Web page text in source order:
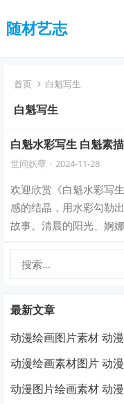
随材艺志
首页 白魁写生
白魁写生
白魁水彩写生 白魁素描
世间妖孽 · 2024-11-28
欢迎欣赏《白魁水彩写
感的结晶，用水彩勾勒
故事。清晨的阳光、婀
最新文章
动漫绘画图片素材 动
动漫绘画素材图片 动
动漫图片绘画素材 动